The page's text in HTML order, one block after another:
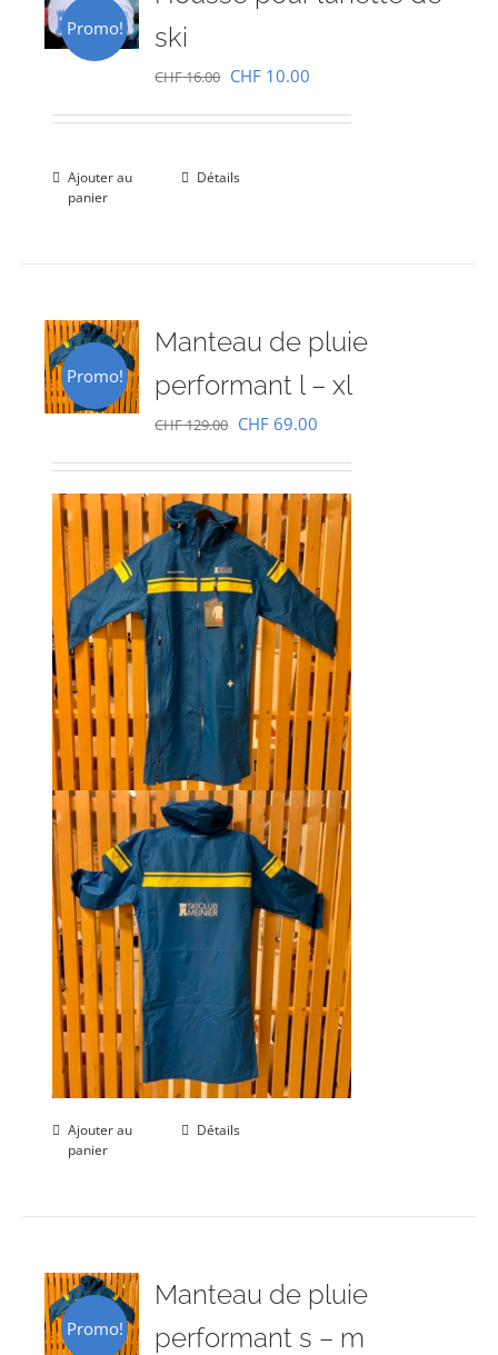
Promo!
ski
CHF16.00 Le
était :
CHF 10.00
Ajouter au
panier
Détails
Promo!
Manteau de pluie
performant l – xl
CHF129.00 Le
initial
était :
CHF 129.00.
CHF 69.00
actuel
est :
CHF 69.00.
Ajouter au
panier
Détails
Promo!
Manteau de pluie
performant s – m